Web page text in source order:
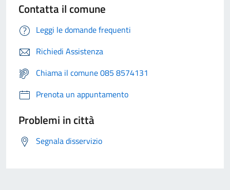
Contatta il comune
Leggi le domande frequenti
Richiedi Assistenza
Chiama il comune 085 8574131
Prenota un appuntamento
Problemi in città
Segnala disservizio